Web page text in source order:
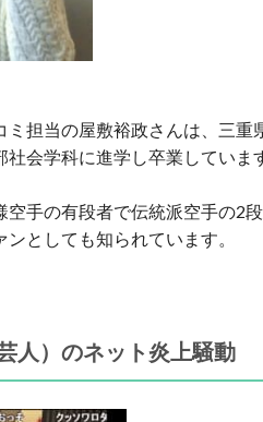
ミ担当の屋敷裕政さんは、三
会学科に進学し卒業していま
手の有段者で伝統派空手の2
ンとしても知られています。
人）のネット炎上騒動